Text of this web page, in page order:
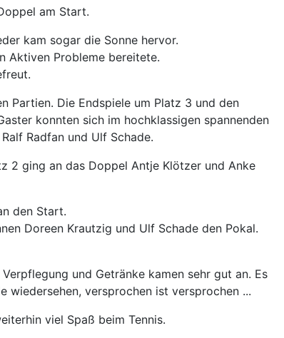
am Start.
kam sogar die Sonne hervor.
Aktiven Probleme bereitete.
Partien. Die Endspiele um Platz 3 und den
konnten sich im hochklassigen spannenden
Radfan und Ulf Schade.
2 ging an das Doppel Antje Klötzer und Anke
den Start.
Doreen Krautzig und Ulf Schade den Pokal.
und Getränke kamen sehr gut an. Es
versprochen ist versprochen ...
viel Spaß beim Tennis.